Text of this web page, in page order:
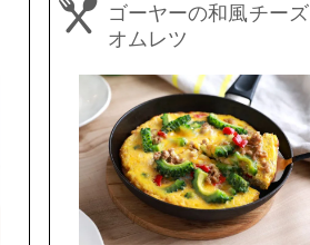
ゴーヤーの和風チーズ
オムレツ